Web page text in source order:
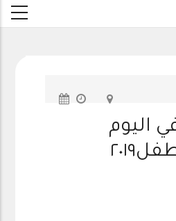
اليوم